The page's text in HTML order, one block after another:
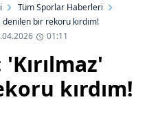
Tüm Sporlar Haberleri
denilen bir rekoru kırdım!
01:11
kırdım!